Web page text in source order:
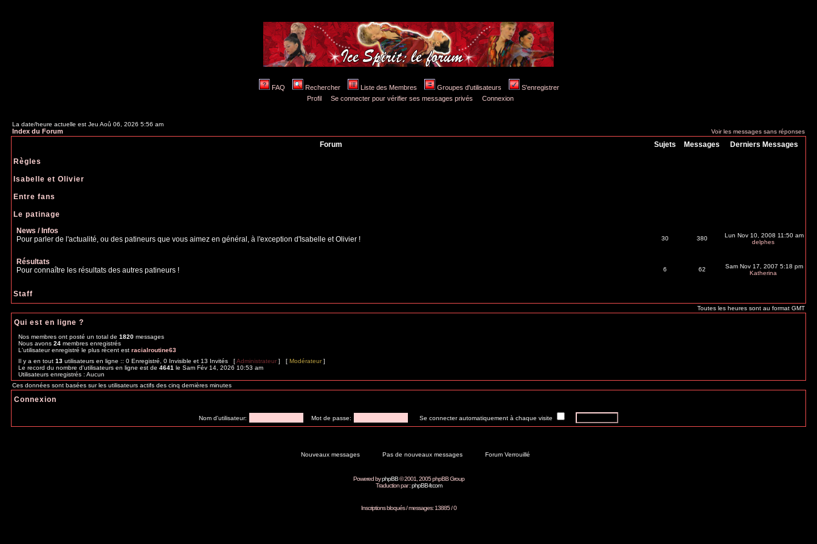
FAQ Rechercher Liste des Membres Groupes d'utilisateurs
S'enregistrer
Profil
Se connecter pour vérifier ses messages privés Connexion
La date/heure actuelle est Jeu Aoû 06, 2026 5:56 am
Index du Forum Voir les messages sans réponses
Forum Sujets Messages
Derniers Messages
Règles
Isabelle et Olivier
Entre fans
Le patinage
News / Infos
Pour parler de l'actualité, ou des patineurs que vous aimez en général, à l'exception d'Isabelle et Olivier !
30 380
Lun Nov 10, 2008 11:50 am
delphes
Résultats
Pour connaître les résultats des autres patineurs !
6 62
Sam Nov 17, 2007 5:18 pm
Katherina
Staff
Toutes les heures sont au format GMT
Qui est en ligne ?
Nos membres ont posté un total de 1820 messages
Nous avons 24 membres enregistrés
L'utilisateur enregistré le plus récent est racialroutine63
Il y a en tout 13 utilisateurs en ligne :: 0 Enregistré, 0 Invisible et 13 Invités [Administrateur ] [ Modérateur]
Le record du nombre d'utilisateurs en ligne est de 4641 le Sam Fév 14, 2026 10:53 am
Utilisateurs enregistrés : Aucun
Ces données sont basées sur les utilisateurs actifs des cinq dernières minutes
Connexion
Nom d'utilisateur: Mot de passe: Se connecter automatiquement à chaque visite
Nouveaux messages Pas de nouveaux messages Forum Verrouillé
Powered byphpBB© 2001, 2005 phpBB Group
Traduction par :phpBB-fr.com
Inscriptions bloqués / messages: 13885 / 0